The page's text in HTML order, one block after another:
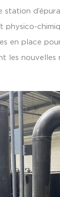
station
en place
les nouvelles